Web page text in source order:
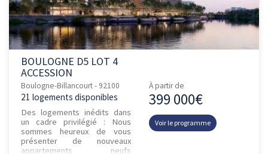
BOULOGNE D5 LOT 4
ACCESSION
Boulogne-Billancourt - 92100
21 logements disponibles
Des logements inédits dans
un cadre privilégié : Nous
sommes heureux de vous
présenter de nouveaux
appartements neufs
À partir de
399 000€
Voir le programme